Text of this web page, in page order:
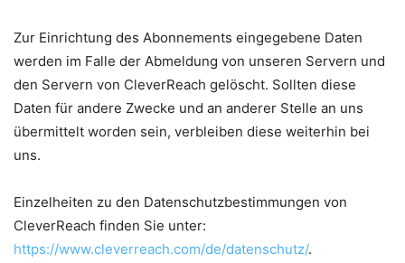
Zur Einrichtung des Abonnements eingegebene Daten
werden im Falle der Abmeldung von unseren Servern und
den Servern von CleverReach gelöscht. Sollten diese
Daten für andere Zwecke und an anderer Stelle an uns
übermittelt worden sein, verbleiben diese weiterhin bei
uns.
Einzelheiten zu den Datenschutzbestimmungen von
CleverReach finden Sie unter:
https://www.cleverreach.com/de/datenschutz/.